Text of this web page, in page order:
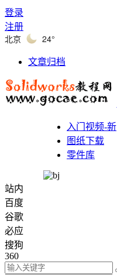
登录
注册
北京 24°
文章归档
入门视频-新
图纸下载
零件库
站内
百度
谷歌
必应
搜狗
360